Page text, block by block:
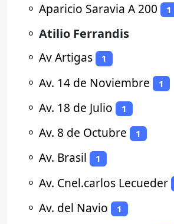
⚬ Aparicio Saravia A 200 1
⚬ Atilio Ferrandis
⚬ Av Artigas 1
⚬ Av. 14 de Noviembre 1
⚬ Av. 18 de Julio 1
⚬ Av. 8 de Octubre 1
⚬ Av. Brasil 1
⚬ Av. Cnel.carlos Lecueder
⚬ Av. del Navio 1